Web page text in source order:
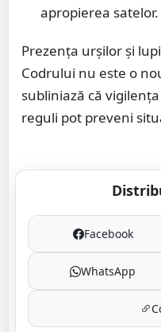
apropierea satelor.
Prezența urșilor și
Codrului nu este o
subliniază că
reguli pot preveni
Facebook
WhatsApp